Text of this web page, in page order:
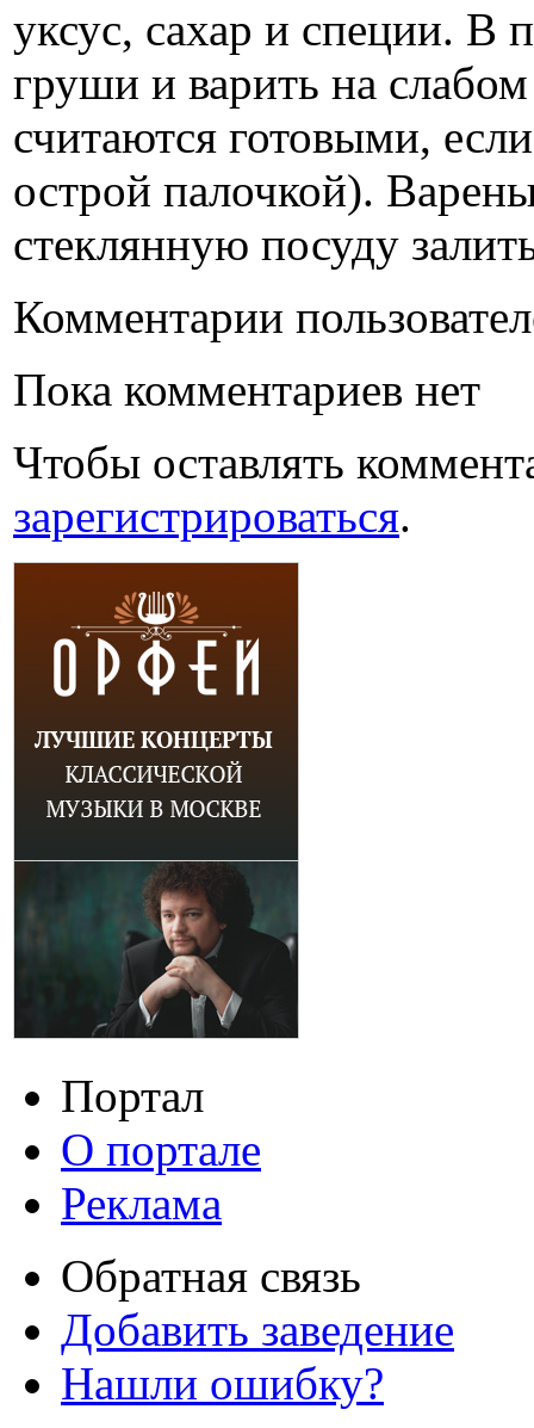
уксус, сахар и специи. В
груши и варить на
считаются готовыми,
острой палочкой).
стеклянную посуду
Комментарии
Пока комментариев нет
Чтобы оставлять
зарегистрироваться.
Портал
О портале
Реклама
Обратная связь
Добавить заведение
Нашли ошибку?